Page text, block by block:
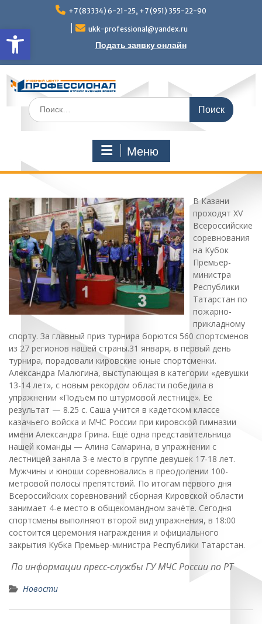
Открыть панель
содержимому
+7 (83334) 6-21-25, +7 (951) 355-22-90
ukk-professional@yandex.ru
Подать заявку онлайн
Поиск
по:
Меню
В Казани
проходят XV
Всероссийские
соревнования
на Кубок
Премьер-
министра
Республики
Татарстан по
пожарно-
прикладному
спорту. За главный приз турнира борются 560 спортсменов
из 27 регионов нашей страны.31 января, в первый день
турнира, порадовали кировские юные спортсменки.
Александра Малюгина, выступающая в категории «девушки
13-14 лет», с новым рекордом области победила в
упражнении «Подъём по штурмовой лестнице». Её
результат — 8.25 с. Саша учится в кадетском классе
казачьего войска и МЧС России при кировской гимназии
имени Александра Грина. Ещё одна представительница
нашей команды — Алина Самарина, в упражнении с
лестницей заняла 3-е место в группе девушек 17-18 лет.
Мужчины и юноши соревновались в преодолении 100-
метровой полосы препятствий. По итогам первого дня
Всероссийских соревнований сборная Кировской области
занимает 4-е место в общекомандном зачёте. Сегодня
спортсмены выполняют второй вид упражнения, в 18:00
состоится церемония награждения и официального
закрытия Кубка Премьер-министра Республики Татарстан.
По информации пресс-службы ГУ МЧС России по РТ
Новости